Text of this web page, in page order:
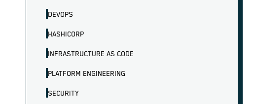
DEVOPS
HASHICORP
INFRASTRUCTURE AS CODE
PLATFORM ENGINEERING
SECURITY